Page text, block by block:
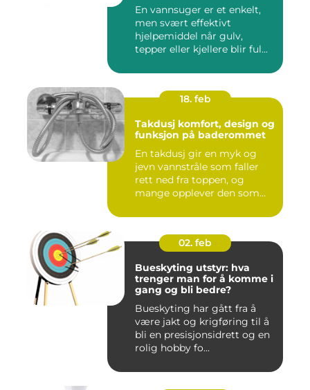
En vannsuger er et enkelt,
men svært effektivt
hjelpemiddel når gulv,
tepper eller kjellere blir ful...
18. feb
Takdusj komfort, design og
funksjon på baderommet
En takdusj gir en myk og
jevn vannstråle som faller
rett ned fra toppen, og
mange opplever den som
02. feb
Bueskyting utstyr: hva
trenger man for å komme i
gang og bli bedre?
Bueskyting har gått fra å
være jakt og krigføring til å
bli en presisjonsidrett og en
rolig hobby fo...